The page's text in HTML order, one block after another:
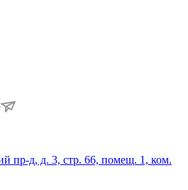
пр-д, д. 3, cтр. 66, помещ. 1, ком.